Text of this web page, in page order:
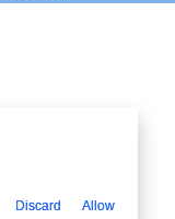
Discard Allow